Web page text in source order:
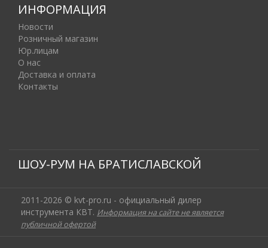
ИНФОРМАЦИЯ
Новости
Розничный магазин
Юр.лицам
О нас
Доставка и оплата
Контакты
ШОУ-РУМ НА БРАТИСЛАВСКОЙ
2011-2026 © kvt-pro.ru - официальный дилер
инструмента КВТ. Информация на сайте не является
публичной офертой